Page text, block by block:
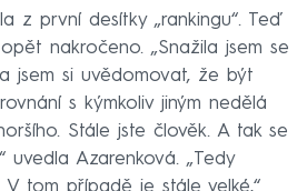
z první desítky „rankingu“. Teď
nakročeno. „Snažila jsem se
jsem si uvědomovat, že být
s kýmkoliv jiným nedělá
Stále jste člověk. A tak se
uvedla Azarenková. „Tedy
tom případě je stále velké,“